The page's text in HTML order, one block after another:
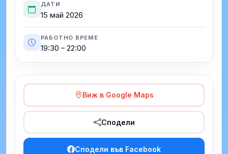
ДАТИ
15 май 2026
РАБОТНО ВРЕМЕ
19:30 – 22:00
Виж в Google Maps
Сподели
Сподели във Facebook